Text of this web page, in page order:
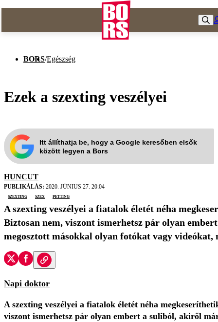
BORS/Egészség
Ezek a szexting veszélyei
Itt állíthatja be, hogy a Google keresőben elsők
között legyen a Bors
HUNCUT
PUBLIKÁLÁS: 2020. JÚNIUS 27. 20:04
szexting
szex petting
A szexting veszélyei a fiatalok életét néha
Biztosan nem, viszont ismerhetsz pár olyan
megosztott másokkal olyan fotókat vagy videókat,
Napi doktor
A szexting veszélyei a fiatalok életét néha
viszont ismerhetsz pár olyan embert a suliból, akiről